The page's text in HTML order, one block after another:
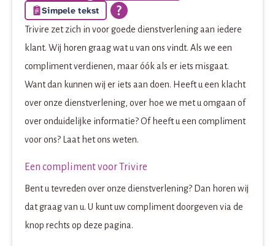
Simpele tekst
Trivire zet zich in voor goede dienstverlening aan iedere
klant. Wij horen graag wat u van ons vindt. Als we een
compliment verdienen, maar óók als er iets misgaat.
Want dan kunnen wij er iets aan doen. Heeft u een klacht
over onze dienstverlening, over hoe we met u omgaan of
over onduidelijke informatie? Of heeft u een compliment
voor ons? Laat het ons weten.
Een compliment voor Trivire
Bent u tevreden over onze dienstverlening? Dan horen wij
dat graag van u. U kunt uw compliment doorgeven via de
knop rechts op deze pagina.